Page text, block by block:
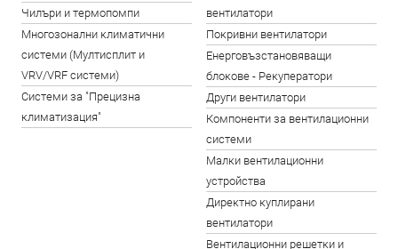
Чилъри и термопомпи
Многозонални климатични
системи (Мултисплит и
VRV/VRF системи)
Системи за "Прецизна
климатизация"
вентилатори
Покривни вентилатори
Енерговъзстановяващи
блокове - Рекуператори
Други вентилатори
Компоненти за вентилационни
системи
Малки вентилационни
устройства
Директно куплирани
вентилатори
Вентилационни решетки и